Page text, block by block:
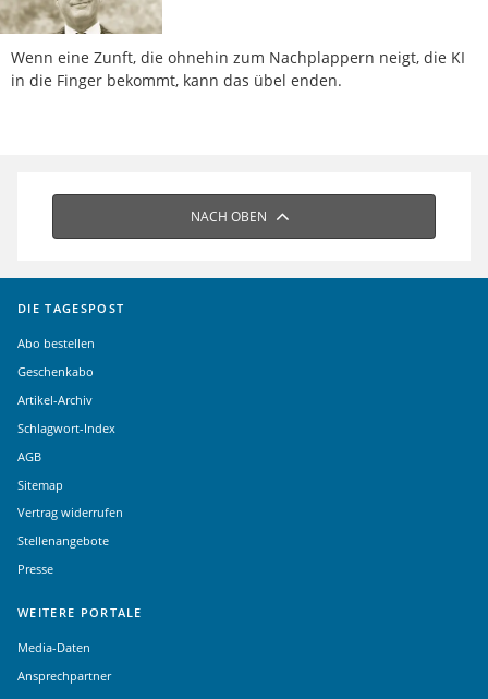
Wenn eine Zunft, die ohnehin zum Nachplappern neigt, die KI
in die Finger bekommt, kann das übel enden.
NACH OBEN
DIE TAGESPOST
Abo bestellen
Geschenkabo
Artikel-Archiv
Schlagwort-Index
AGB
Sitemap
Vertrag widerrufen
Stellenangebote
Presse
WEITERE PORTALE
Media-Daten
Ansprechpartner